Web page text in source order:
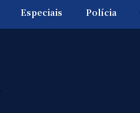
Especiais Polícia